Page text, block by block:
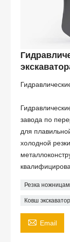
завода по
для
холодной
Резка
Ковш
 Email